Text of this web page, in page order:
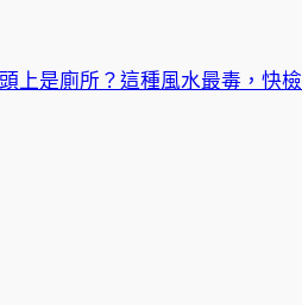
上是廁所？這種風水最毒，快檢